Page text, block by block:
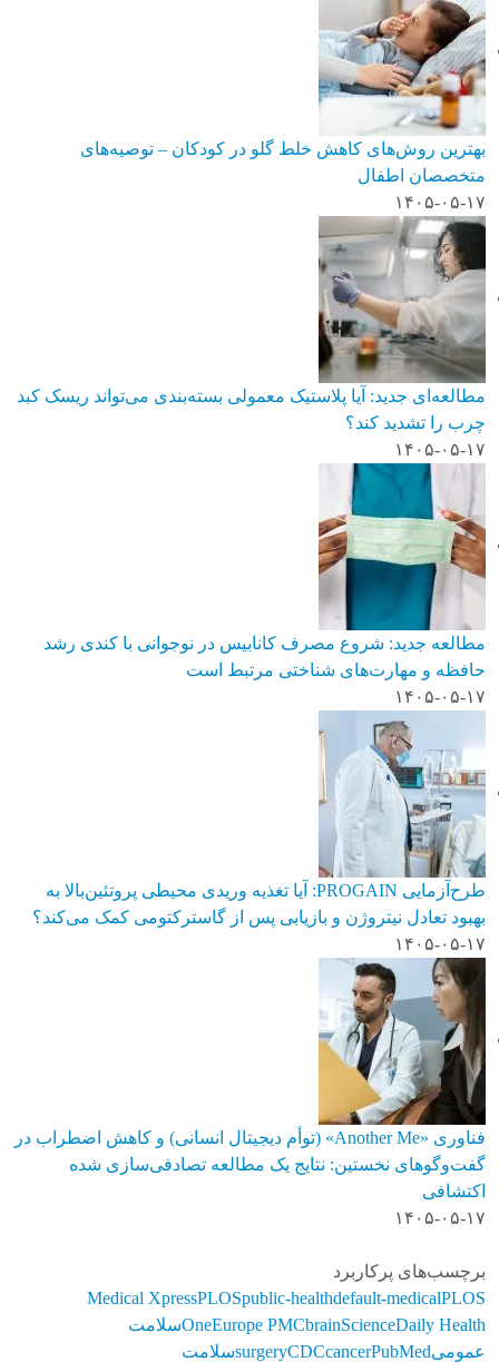
بهترین روش‌های کاهش خلط گلو در کودکان – توصیه‌های
متخصصان اطفال
۱۴۰۵-۰۵-۱۷
مطالعه‌ای جدید: آیا پلاستیک معمولی بسته‌بندی می‌تواند ریسک کبد
چرب را تشدید کند؟
۱۴۰۵-۰۵-۱۷
مطالعه جدید: شروع مصرف کانابیس در نوجوانی با کندی رشد
حافظه و مهارت‌های شناختی مرتبط است
۱۴۰۵-۰۵-۱۷
طرح‌آزمایی PROGAIN: آیا تغذیه وریدی محیطی پروتئین‌بالا به
بهبود تعادل نیتروژن و بازیابی پس از گاسترکتومی کمک می‌کند؟
۱۴۰۵-۰۵-۱۷
فناوری «Another Me» (توأم دیجیتال انسانی) و کاهش اضطراب در
گفت‌وگوهای نخستین: نتایج یک مطالعه تصادفی‌سازی شده
اکتشافی
۱۴۰۵-۰۵-۱۷
برچسب‌های پرکاربرد
Medical XpressPLOSpublic-healthdefault-medicalPLOS
OneEurope PMCbrainScienceDaily Health
سلامت
عمومی
surgeryCDCcancerPubMed
سلامت